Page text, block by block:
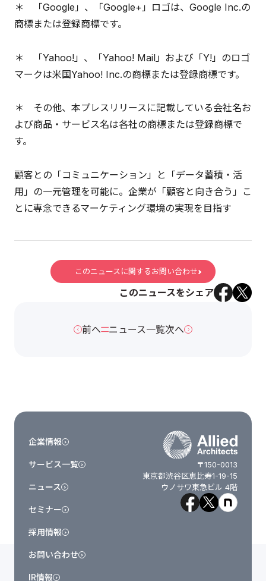
＊ 「Google」、「Google+」ロゴは、Google Inc.の
商標または登録商標です。
＊ 「Yahoo!」、「Yahoo! Mail」および「Y!」のロゴ
マークは米国Yahoo! Inc.の商標または登録商標です。
＊ その他、本プレスリリースに記載している会社名お
よび商品・サービス名は各社の商標または登録商標で
す。
顧客との「コミュニケーション」と「データ蓄積・活
用」の一元管理を可能に。企業が「顧客と向き合う」こ
とに専念できるマーケティング環境の実現を目指す
このニュースに関するお問い合わせ
このニュースをシェア
前へ ニュース一覧次へ
〒150-0013
東京都渋谷区恵比寿1-19-15
ウノサワ東急ビル 4階
企業情報
サービス一覧
ニュース
セミナー
採用情報
お問い合わせ
IR情報